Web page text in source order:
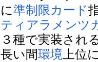
に準制限カード
ティアラメンツ
３種で実装され
長い間環境 上位